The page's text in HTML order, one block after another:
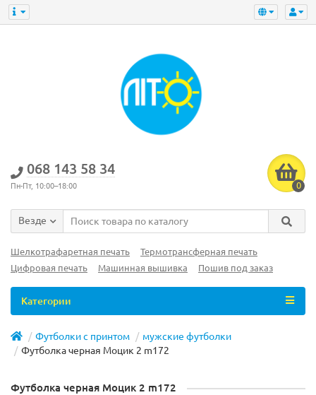
‎068 143 58 34
Пн-Пт, 10:00–18:00 0
Везде
Шелкотрафаретная печать
Термотрансферная печать
Цифровая печать
Машинная вышивка Пошив под заказ
Категории
Футболки с принтом
мужские футболки
Футболка черная Моцик 2 m172
Футболка черная Моцик 2 m172